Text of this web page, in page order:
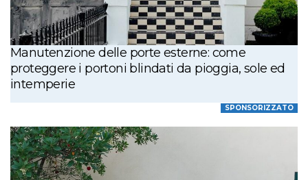
Manutenzione delle porte esterne: come
proteggere i portoni blindati da pioggia, sole ed
intemperie
SPONSORIZZATO